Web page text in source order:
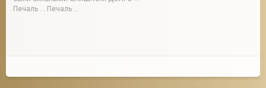
Печаль ... Печаль ...